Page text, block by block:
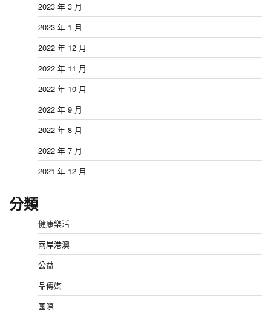
2023 年 3 月
2023 年 1 月
2022 年 12 月
2022 年 11 月
2022 年 10 月
2022 年 9 月
2022 年 8 月
2022 年 7 月
2021 年 12 月
分類
健康樂活
兩岸港澳
公益
品傳媒
國際